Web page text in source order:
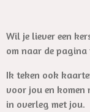
Wil je liever een
om naar de
Ik teken ook
voor jou en komen
in overleg met